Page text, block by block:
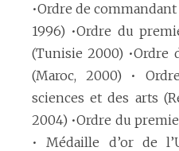
•Ordre de
1996) •Ordre du
(Tunisie 2000) •Ordre
(Maroc, 2000) •
sciences et des arts
2004) •Ordre du
• Médaille d’or de